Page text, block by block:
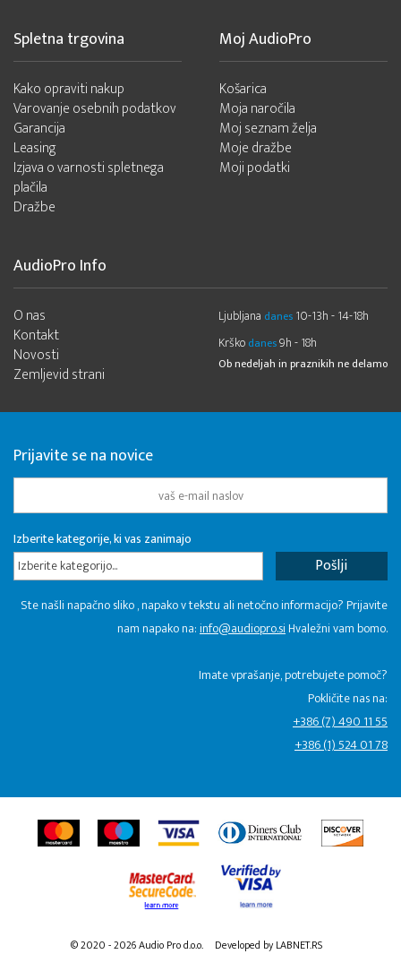
Spletna trgovina
Kako opraviti nakup
Varovanje osebnih podatkov
Garancija
Leasing
Izjava o varnosti spletnega
plačila
Dražbe
Moj AudioPro
Košarica
Moja naročila
Moj seznam želja
Moje dražbe
Moji podatki
AudioPro Info
O nas
Kontakt
Novosti
Zemljevid strani
Ljubljana danes 10-13h - 14-18h
Krško danes9h - 18h
Ob nedeljah in praznikih ne delamo
Prijavite se na novice
Izberite kategorije, ki vas zanimajo
Izberite kategorijo...
Ste našli napačno sliko , napako v tekstu ali netočno informacijo? Prijavite
nam napako na:info@audiopro.siHvaležni vam bomo.
Imate vprašanje, potrebujete pomoč?
Pokličite nas na:
+386 (7) 490 11 55
+386 (1) 524 01 78
© 2020 - 2026 Audio Pro d.o.o. Developed by LABNET.RS